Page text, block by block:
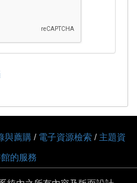
與薦購 / 電子資源檢索 / 主題資
的服務